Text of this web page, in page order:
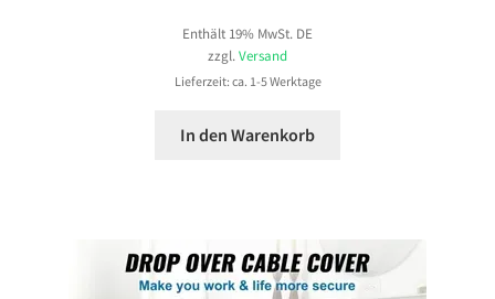
Enthält 19% MwSt. DE
zzgl.Versand
Lieferzeit: ca. 1-5 Werktage
In den Warenkorb